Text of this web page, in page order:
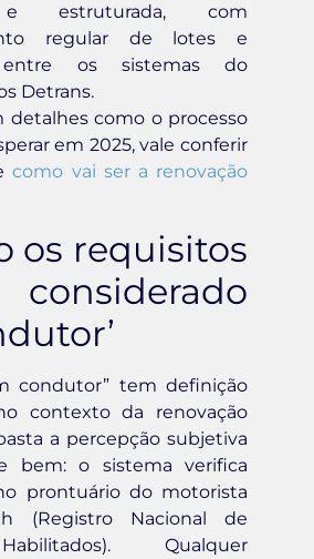
estruturada, com
regular de lotes e
entre os sistemas do
Detrans.
detalhes como o processo
em 2025, vale conferir
como vai ser a renovação
os requisitos
considerado
condutor” tem definição
contexto da renovação
a percepção subjetiva
bem: o sistema verifica
prontuário do motorista
(Registro Nacional de
Qualquer